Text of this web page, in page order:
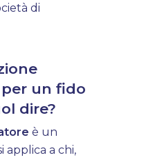
di
un fido
dire?
è un
applica a chi,